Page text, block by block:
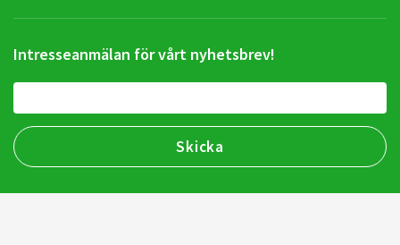
Intresseanmälan för vårt nyhetsbrev!